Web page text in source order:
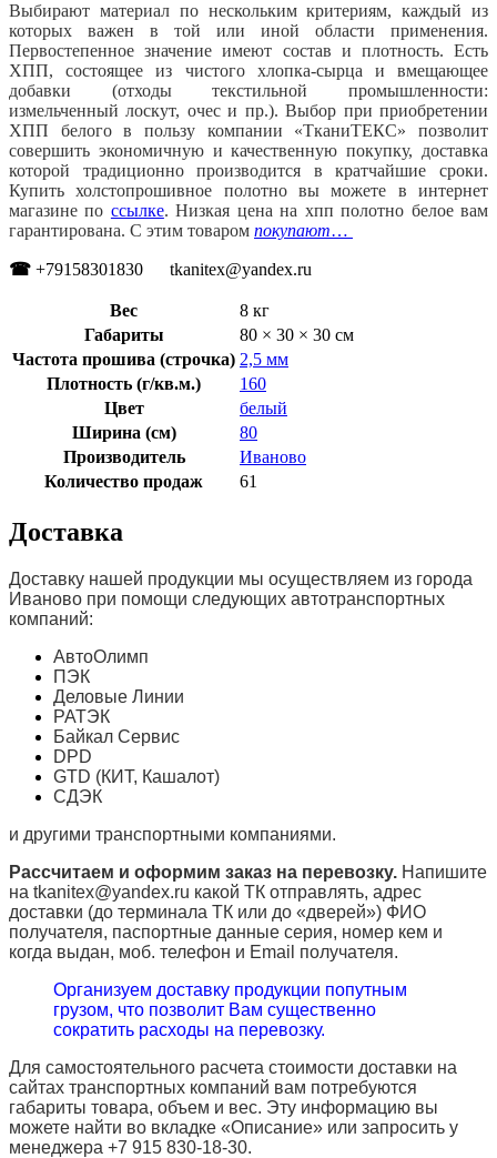
Выбирают материал по нескольким критериям, каждый из
которых важен в той или иной области применения.
Первостепенное значение имеют состав и плотность. Есть
ХПП, состоящее из чистого хлопка-сырца и вмещающее
добавки (отходы текстильной промышленности:
измельченный лоскут, очес и пр.). Выбор при приобретении
ХПП белого в пользу компании «ТканиТЕКС» позволит
совершить экономичную и качественную покупку, доставка
которой традиционно производится в кратчайшие сроки.
Купить холстопрошивное полотно вы можете в интернет
магазине по ссылке. Низкая цена на хпп полотно белое вам
гарантирована. С этим товаром покупают…
☎ +79158301830 tkanitex@yandex.ru
Вес
8 кг
Габариты
80 × 30 × 30 см
Частота прошива (строчка) 2,5 мм
Плотность (г/кв.м.)
160
Цвет
белый
Ширина (см)
80
Производитель
Иваново
Количество продаж
61
Доставка
Доставку нашей продукции мы осуществляем из города
Иваново при помощи следующих автотранспортных
компаний:
АвтоОлимп
ПЭК
Деловые Линии
РАТЭК
Байкал Сервис
DPD
GTD (КИТ, Кашалот)
СДЭК
и другими транспортными компаниями.
Рассчитаем и оформим заказ на перевозку. Напишите
на tkanitex@yandex.ru какой ТК отправлять, адрес
доставки (до терминала ТК или до «дверей») ФИО
получателя, паспортные данные серия, номер кем и
когда выдан, моб. телефон и Email получателя.
Организуем доставку продукции попутным
грузом, что позволит Вам существенно
сократить расходы на перевозку.
Для самостоятельного расчета стоимости доставки на
сайтах транспортных компаний вам потребуются
габариты товара, объем и вес. Эту информацию вы
можете найти во вкладке «Описание» или запросить у
менеджера +7 915 830-18-30.